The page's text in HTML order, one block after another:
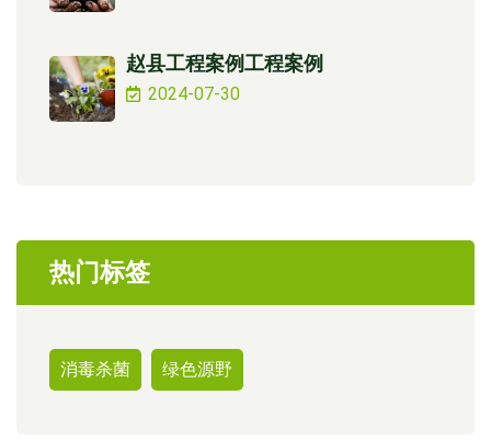
赵县工程案例工程案例
2024-07-30
热门标签
消毒杀菌 绿色源野